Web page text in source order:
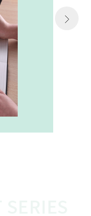
時，
離紙
同時
筆跡
小型
讓產
與數